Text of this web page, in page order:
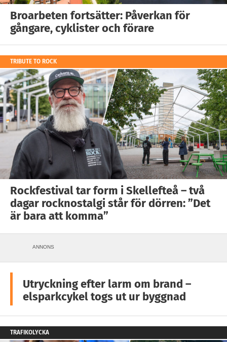
Broarbeten fortsätter: Påverkan för
gångare, cyklister och förare
TRIBUTE TO ROCK
Rockfestival tar form i Skellefteå – två
dagar rocknostalgi står för dörren: ”Det
är bara att komma”
ANNONS
Utryckning efter larm om brand –
elsparkcykel togs ut ur byggnad
TRAFIKOLYCKA